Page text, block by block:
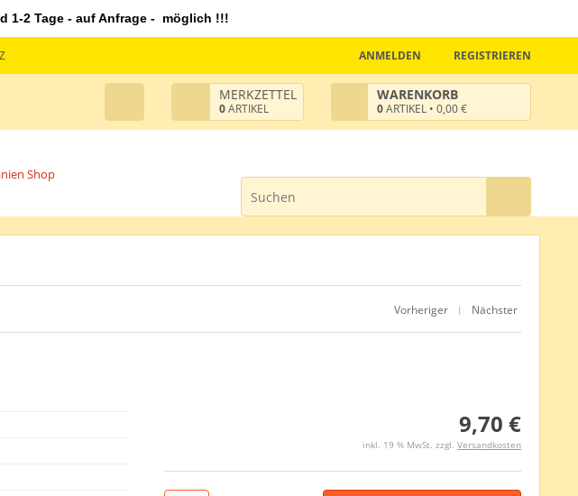
1-2 Tage - auf Anfrage - möglich !!!
REGISTRIEREN
ANMELDEN
WARENKORB
0ARTIKEL • 0,00 €
MERKZETTEL
0ARTIKEL
Vorheriger | Nächster
9,70 €
inkl. 19 % MwSt. zzgl. Versandkosten